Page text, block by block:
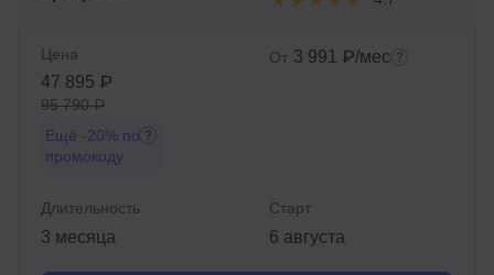
Цена
47 895 ₽
95 790 ₽
Ещё -20% по
промокоду
От 3 991 ₽/мес
Длительность
3 месяца
Старт
6 августа